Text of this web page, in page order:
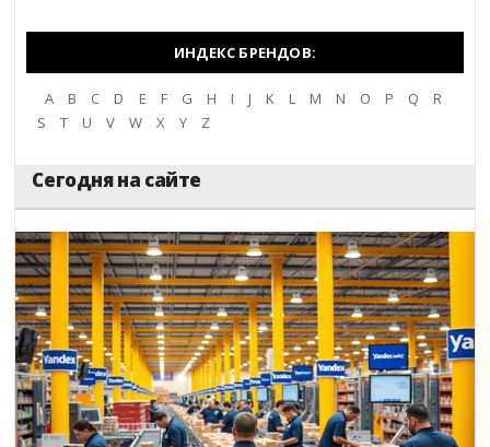
Калужская область
Камчатский край
Карелия
Кемеровская область
Кировская область
Коми
Корякский округ
ИНДЕКС БРЕНДОВ:
A B C D E F G H I J K L M N O P Q
R
S
T U V W X Y Z
Сегодня на сайте